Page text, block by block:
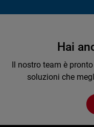
Hai
Il nostro team è
soluzioni che